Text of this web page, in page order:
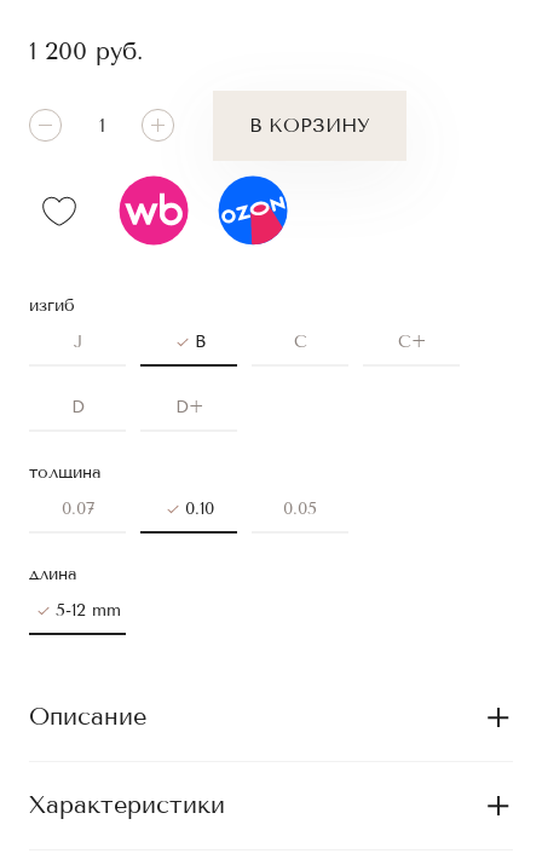
изгиб
J
B C C+
D D+
толщина
0.07
0.10 0.05
длина
5-12 mm
1 200 руб.
В КОРЗИНУ
Описание
Характеристики